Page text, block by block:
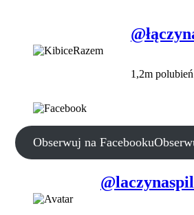
1,2m polubień
Obserwuj na Facebooku